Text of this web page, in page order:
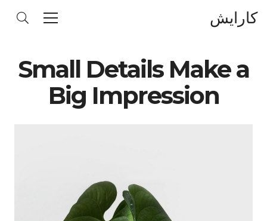
کارایش
Small Details Make a
Big Impression